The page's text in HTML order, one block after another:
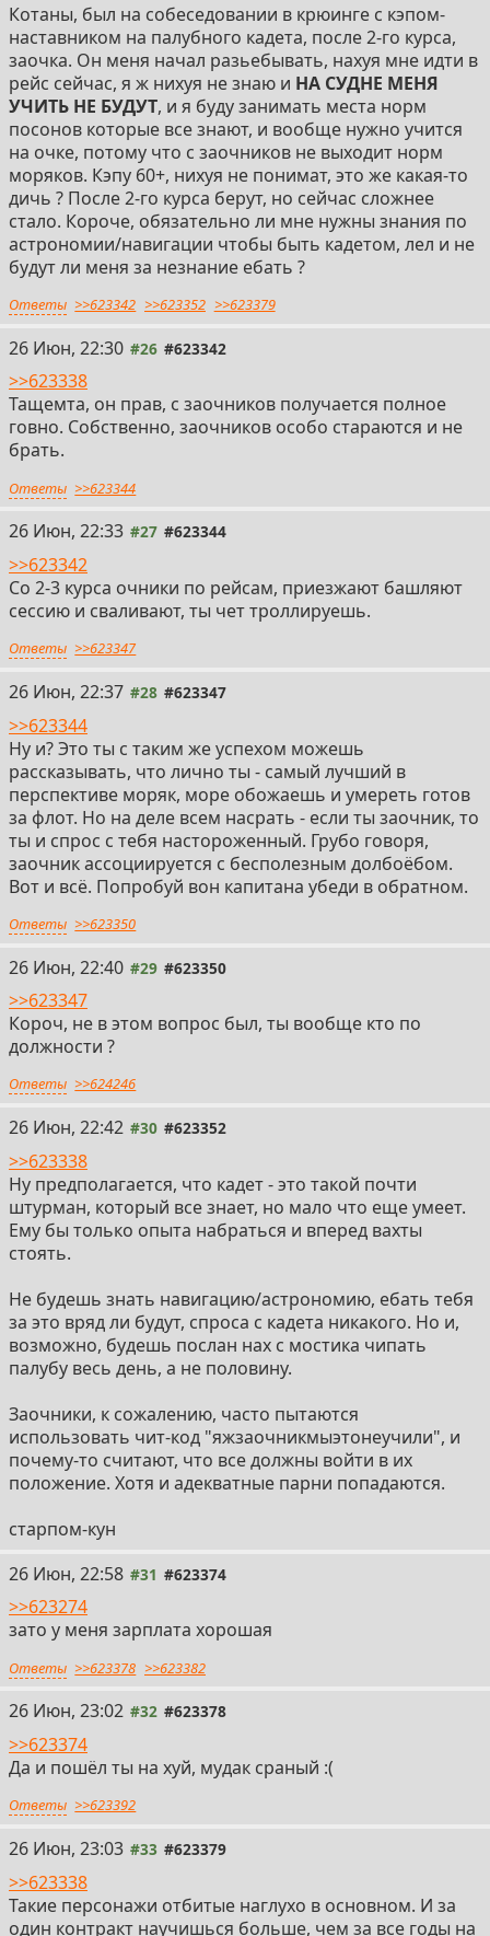
Котаны, был на собеседовании в крюинге с кэпом-
наставником на палубного кадета, после 2-го курса,
заочка. Он меня начал разьебывать, нахуя мне идти в
рейс сейчас, я ж нихуя не знаю и НА СУДНЕ МЕНЯ
УЧИТЬ НЕ БУДУТ, и я буду занимать места норм
посонов которые все знают, и вообще нужно учится
на очке, потому что с заочников не выходит норм
моряков. Кэпу 60+, нихуя не понимат, это же какая-то
дичь ? После 2-го курса берут, но сейчас сложнее
стало. Короче, обязательно ли мне нужны знания по
астрономии/навигации чтобы быть кадетом, лел и не
будут ли меня за незнание ебать ?
Ответы >>623342 >>623352 >>623379
26 Июн, 22:30 #26 #623342
>>623338
Тащемта, он прав, с заочников получается полное
говно. Собственно, заочников особо стараются и не
брать.
Ответы >>623344
26 Июн, 22:33 #27 #623344
>>623342
Со 2-3 курса очники по рейсам, приезжают башляют
сессию и сваливают, ты чет троллируешь.
Ответы >>623347
26 Июн, 22:37 #28 #623347
>>623344
Ну и? Это ты с таким же успехом можешь
рассказывать, что лично ты - самый лучший в
перспективе моряк, море обожаешь и умереть готов
за флот. Но на деле всем насрать - если ты заочник, то
ты и спрос с тебя настороженный. Грубо говоря,
заочник ассоциируется с бесполезным долбоёбом.
Вот и всё. Попробуй вон капитана убеди в обратном.
Ответы >>623350
26 Июн, 22:40 #29 #623350
>>623347
Короч, не в этом вопрос был, ты вообще кто по
должности ?
Ответы >>624246
26 Июн, 22:42 #30 #623352
>>623338
Ну предполагается, что кадет - это такой почти
штурман, который все знает, но мало что еще умеет.
Ему бы только опыта набраться и вперед вахты
стоять.
Не будешь знать навигацию/астрономию, ебать тебя
за это вряд ли будут, спроса с кадета никакого. Но и,
возможно, будешь послан нах с мостика чипать
палубу весь день, а не половину.
Заочники, к сожалению, часто пытаются
использовать чит-код "яжзаочникмыэтонеучили", и
почему-то считают, что все должны войти в их
положение. Хотя и адекватные парни попадаются.
старпом-кун
26 Июн, 22:58 #31 #623374
>>623274
зато у меня зарплата хорошая
Ответы >>623378 >>623382
26 Июн, 23:02 #32 #623378
>>623374
Да и пошёл ты на хуй, мудак сраный :(
Ответы >>623392
26 Июн, 23:03 #33 #623379
>>623338
Такие персонажи отбитые наглухо в основном. И за
один контракт научишься больше, чем за все годы на